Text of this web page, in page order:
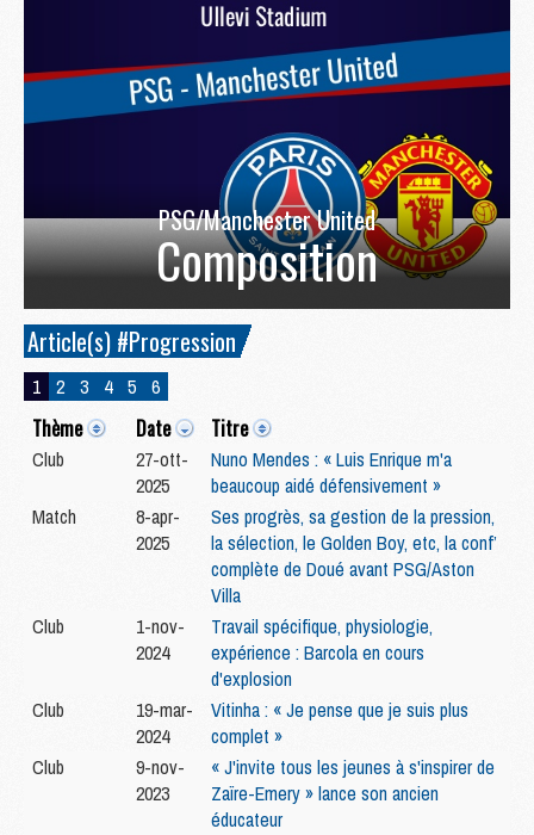
PSG/Manchester United
Composition
Article(s) #Progression
1 2 3 4 5 6
Thème Date Titre
Club
27-ott-
2025
Nuno Mendes : « Luis Enrique m'a
beaucoup aidé défensivement »
Match
8-apr-
2025
Ses progrès, sa gestion de la pression,
la sélection, le Golden Boy, etc, la conf’
complète de Doué avant PSG/Aston
Villa
Club
1-nov-
2024
Travail spécifique, physiologie,
expérience : Barcola en cours
d'explosion
Club
19-mar-
2024
Vitinha : « Je pense que je suis plus
complet »
Club
9-nov-
2023
« J'invite tous les jeunes à s'inspirer de
Zaïre-Emery » lance son ancien
éducateur